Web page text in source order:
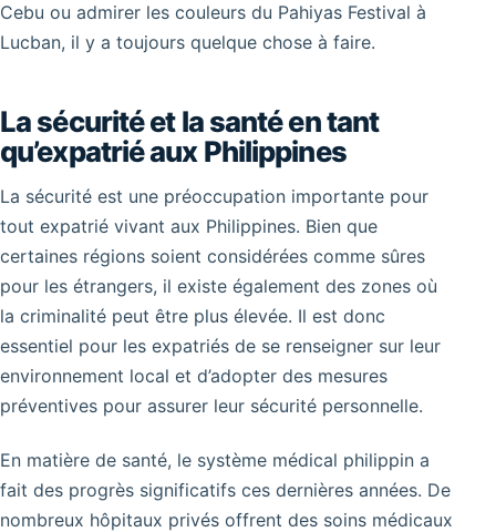
Cebu ou admirer les couleurs du Pahiyas Festival à
Lucban, il y a toujours quelque chose à faire.
La sécurité et la santé en tant
qu’expatrié aux Philippines
La sécurité est une préoccupation importante pour
tout expatrié vivant aux Philippines. Bien que
certaines régions soient considérées comme sûres
pour les étrangers, il existe également des zones où
la criminalité peut être plus élevée. Il est donc
essentiel pour les expatriés de se renseigner sur leur
environnement local et d’adopter des mesures
préventives pour assurer leur sécurité personnelle.
En matière de santé, le système médical philippin a
fait des progrès significatifs ces dernières années. De
nombreux hôpitaux privés offrent des soins médicaux